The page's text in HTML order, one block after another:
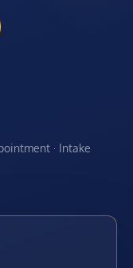
· Intake